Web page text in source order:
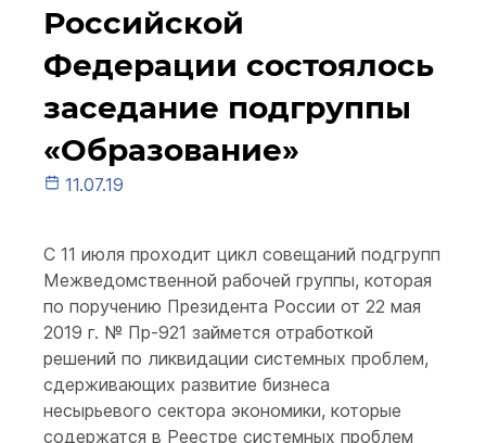
Российской
Федерации состоялось
заседание подгруппы
«Образование»
11.07.19
С 11 июля проходит цикл совещаний подгрупп
Межведомственной рабочей группы, которая
по поручению Президента России от 22 мая
2019 г. № Пр-921 займется отработкой
решений по ликвидации системных проблем,
сдерживающих развитие бизнеса
несырьевого сектора экономики, которые
содержатся в Реестре системных проблем